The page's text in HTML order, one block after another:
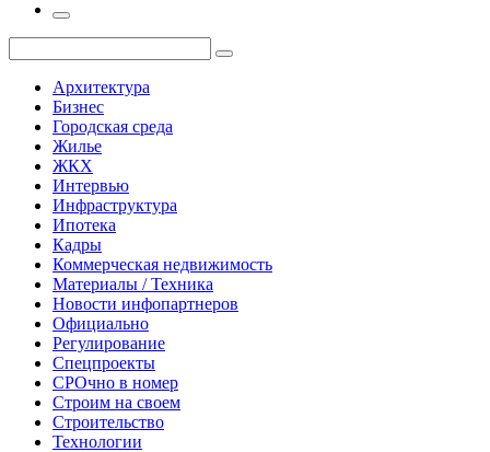
Архитектура
Бизнес
Городская среда
Жилье
ЖКХ
Интервью
Инфраструктура
Ипотека
Кадры
Коммерческая недвижимость
Материалы / Техника
Новости инфопартнеров
Официально
Регулирование
Спецпроекты
СРОчно в номер
Строим на своем
Строительство
Технологии